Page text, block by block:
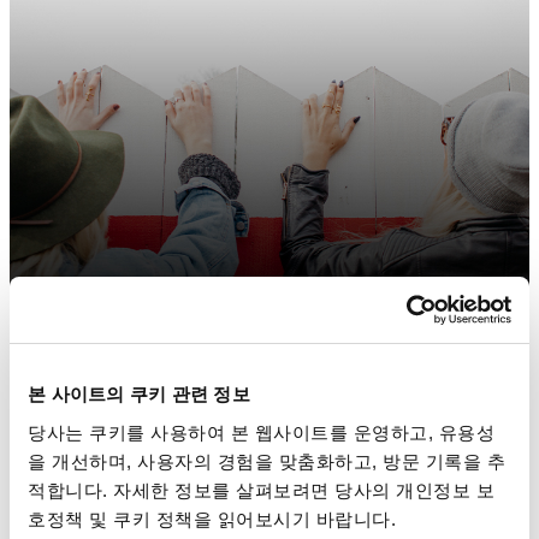
본 사이트의 쿠키 관련 정보
당사는 쿠키를 사용하여 본 웹사이트를 운영하고, 유용성
을 개선하며, 사용자의 경험을 맞춤화하고, 방문 기록을 추
적합니다. 자세한 정보를 살펴보려면 당사의 개인정보 보
호정책 및 쿠키 정책을 읽어보시기 바랍니다.